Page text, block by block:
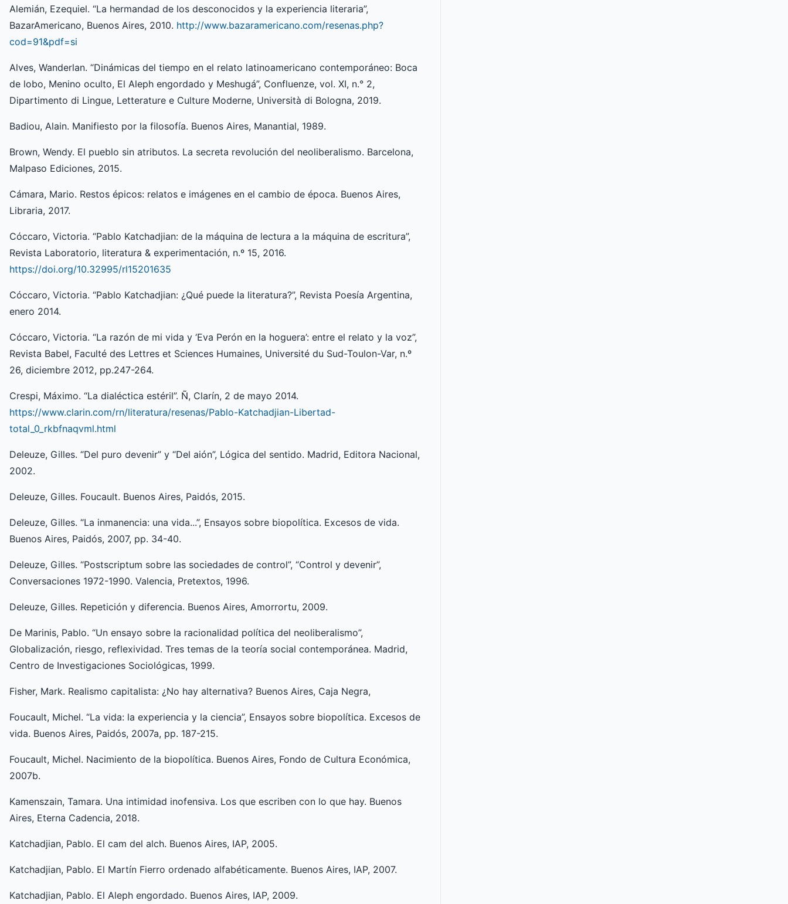
Alemián, Ezequiel. “La hermandad de los desconocidos y la experiencia literaria”,
BazarAmericano, Buenos Aires, 2010. http://www.bazaramericano.com/resenas.php?
cod=91&pdf=si
Alves, Wanderlan. “Dinámicas del tiempo en el relato latinoamericano contemporáneo: Boca
de lobo, Menino oculto, El Aleph engordado y Meshugá”, Confluenze, vol. XI, n.° 2,
Dipartimento di Lingue, Letterature e Culture Moderne, Università di Bologna, 2019.
Badiou, Alain. Manifiesto por la filosofía. Buenos Aires, Manantial, 1989.
Brown, Wendy. El pueblo sin atributos. La secreta revolución del neoliberalismo. Barcelona,
Malpaso Ediciones, 2015.
Cámara, Mario. Restos épicos: relatos e imágenes en el cambio de época. Buenos Aires,
Libraria, 2017.
Cóccaro, Victoria. “Pablo Katchadjian: de la máquina de lectura a la máquina de escritura”,
Revista Laboratorio, literatura & experimentación, n.º 15, 2016.
https://doi.org/10.32995/rl15201635
Cóccaro, Victoria. “Pablo Katchadjian: ¿Qué puede la literatura?”, Revista Poesía Argentina,
enero 2014.
Cóccaro, Victoria. “La razón de mi vida y ‘Eva Perón en la hoguera’: entre el relato y la voz”,
Revista Babel, Faculté des Lettres et Sciences Humaines, Université du Sud-Toulon-Var, n.º
26, diciembre 2012, pp.247-264.
Crespi, Máximo. “La dialéctica estéril”. Ñ, Clarín, 2 de mayo 2014.
https://www.clarin.com/rn/literatura/resenas/Pablo-Katchadjian-Libertad-
total_0_rkbfnaqvml.html
Deleuze, Gilles. “Del puro devenir” y “Del aión”, Lógica del sentido. Madrid, Editora Nacional,
2002.
Deleuze, Gilles. Foucault. Buenos Aires, Paidós, 2015.
Deleuze, Gilles. “La inmanencia: una vida...”, Ensayos sobre biopolítica. Excesos de vida.
Buenos Aires, Paidós, 2007, pp. 34-40.
Deleuze, Gilles. “Postscriptum sobre las sociedades de control”, “Control y devenir”,
Conversaciones 1972-1990. Valencia, Pretextos, 1996.
Deleuze, Gilles. Repetición y diferencia. Buenos Aires, Amorrortu, 2009.
De Marinis, Pablo. “Un ensayo sobre la racionalidad política del neoliberalismo”,
Globalización, riesgo, reflexividad. Tres temas de la teoría social contemporánea. Madrid,
Centro de Investigaciones Sociológicas, 1999.
Fisher, Mark. Realismo capitalista: ¿No hay alternativa? Buenos Aires, Caja Negra,
Foucault, Michel. “La vida: la experiencia y la ciencia”, Ensayos sobre biopolítica. Excesos de
vida. Buenos Aires, Paidós, 2007a, pp. 187-215.
Foucault, Michel. Nacimiento de la biopolítica. Buenos Aires, Fondo de Cultura Económica,
2007b.
Kamenszain, Tamara. Una intimidad inofensiva. Los que escriben con lo que hay. Buenos
Aires, Eterna Cadencia, 2018.
Katchadjian, Pablo. El cam del alch. Buenos Aires, IAP, 2005.
Katchadjian, Pablo. El Martín Fierro ordenado alfabéticamente. Buenos Aires, IAP, 2007.
Katchadjian, Pablo. El Aleph engordado. Buenos Aires, IAP, 2009.